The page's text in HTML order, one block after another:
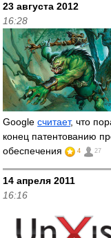
23 августа 2012
16:28
Googleсчитает, что
конец патентованию
обеспечения
4 27
14 апреля 2011
16:16